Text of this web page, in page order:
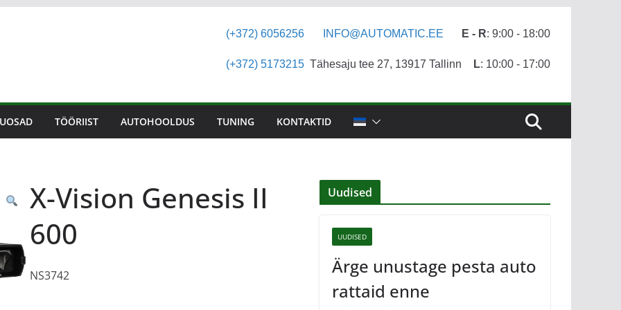
(+372) 6056256
(+372) 5173215
INFO@AUTOMATIC.EE
Tähesaju tee 27, 13917 Tallinn
E - R: 9:00 - 18:00
L: 10:00 - 17:00
TÖÖRIIST AUTOHOOLDUS TUNING KONTAKTID
X-Vision Genesis II
600
NS3742
Uudised
UUDISED
Ärge unustage pesta auto
rattaid enne